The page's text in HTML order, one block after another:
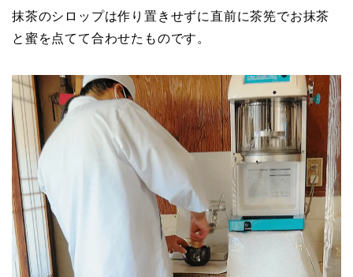
抹茶のシロップは作り置きせずに直前に茶筅でお抹茶
と蜜を点てて合わせたものです。